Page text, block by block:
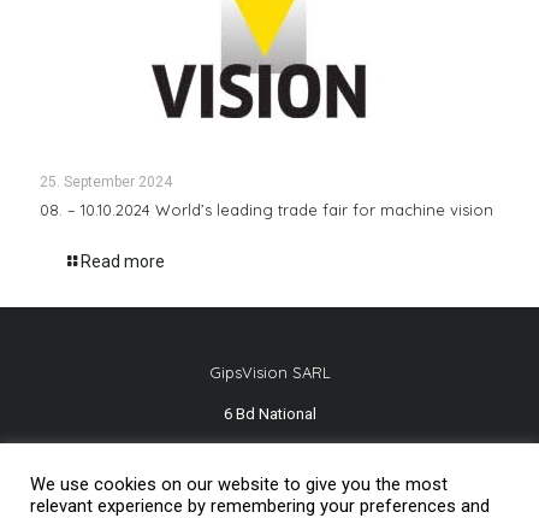
25. September 2024
08. – 10.10.2024 World’s leading trade fair for machine vision
Read more
GipsVision SARL
6 Bd National
Tél.+33 491 334 407
We use cookies on our website to give you the most
relevant experience by remembering your preferences and